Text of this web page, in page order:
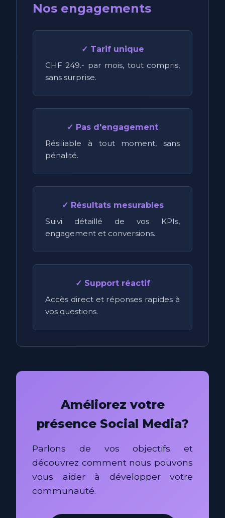
Nos engagements
✓ Tarif unique
CHF 249.- par mois, tout compris,
sans surprise.
✓ Pas d'engagement
Résiliable à tout moment, sans
pénalité.
✓ Résultats mesurables
Suivi détaillé de vos KPIs,
engagement et conversions.
✓ Support réactif
Accès direct et réponses rapides à
vos questions.
Améliorez votre
présence Social Media?
Parlons de vos objectifs et
découvrez comment nous pouvons
vous aider à développer votre
communauté.